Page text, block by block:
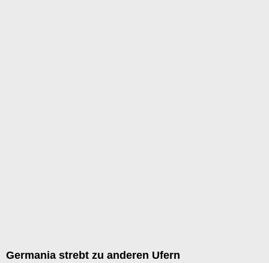
Germania strebt zu anderen Ufern